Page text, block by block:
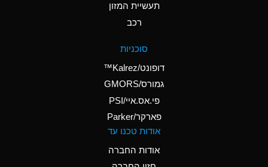
Ammonium Nitrite
Ammonium Persulfate
Ammonium Phosphate
A
Ammonium Sulfate
A
Amyl Acetate (Banana
תעשיית המזון
רכב
סוכניות
דופונט/Kalrez™
גמורס/GMORS
פי.אס.איי/PSI
פארקר/Parker
אודות טכנו עד
אודות החברה